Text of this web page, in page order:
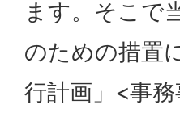
ます。そこで
のための措置
行計画」<事